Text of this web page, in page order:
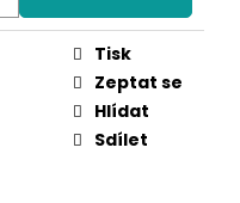
Tisk
Zeptat se
Hlídat
Sdílet